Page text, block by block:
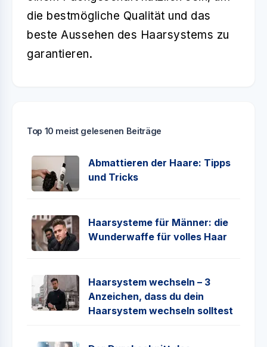
die bestmögliche Qualität und das
beste Aussehen des Haarsystems zu
garantieren.
Top 10 meist gelesenen Beiträge
Abmattieren der Haare: Tipps
und Tricks
Haarsysteme für Männer: die
Wunderwaffe für volles Haar
Haarsystem wechseln – 3
Anzeichen, dass du dein
Haarsystem wechseln solltest